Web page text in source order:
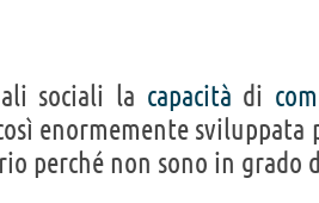
sociali la capacità di
enormemente
perché non sono in grado